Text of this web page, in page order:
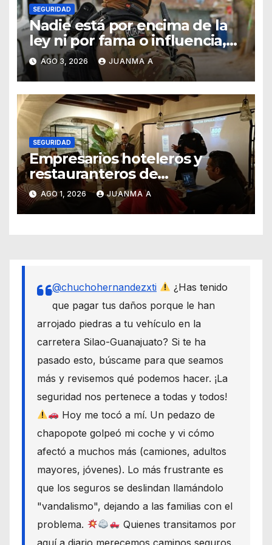
SEGURIDAD
Nadie está por encima de la
ley ni por fama o influencia,
afirmó titular de SSCG
AGO 3, 2026 JUANMA A
SEGURIDAD
Empresarios hoteleros y
restauranteros de
Guanajuato buscan frenar
intentos de extorsión
AGO 1, 2026 JUANMA A
@chuchohernandezxti
¿Has tenido
que pagar tus daños porque le han
arrojado piedras a tu vehículo en la
carretera Silao-Guanajuato? Si te ha
pasado esto, búscame para que seamos
más y revisemos qué podemos hacer. ¡La
seguridad nos pertenece a todas y todos!
Hoy me tocó a mí. Un pedazo de
chapopote golpeó mi coche y vi cómo
afectó a muchos más (camiones, adultos
mayores, jóvenes). Lo más frustrante es
que los seguros se deslindan llamándolo
"vandalismo", dejando a las familias con el
problema.
Quienes transitamos por
aquí a diario merecemos caminos seguros.